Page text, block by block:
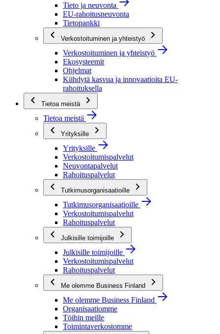
Tieto ja neuvonta
EU-rahoitusneuvonta
Tietopankki
Verkostoituminen ja yhteistyö
Verkostoituminen ja yhteistyö
Ekosysteemit
Ohjelmat
Kiihdytä kasvua ja innovaatioita EU-
rahoituksella
Tietoa meistä
Tietoa meistä
Yrityksille
Yrityksille
Verkostoitumispalvelut
Neuvontapalvelut
Rahoituspalvelut
Tutkimusorganisaatioille
Tutkimusorganisaatioille
Verkostoitumispalvelut
Rahoituspalvelut
Julkisille toimijoille
Julkisille toimijoille
Verkostoitumispalvelut
Rahoituspalvelut
Me olemme Business Finland
Me olemme Business Finland
Organisaatiomme
Töihin meille
Toimintaverkostomme